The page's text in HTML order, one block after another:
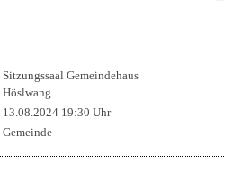
Sitzungssaal Gemeindehaus
Höslwang
13.08.2024 19:30 Uhr
Gemeinde